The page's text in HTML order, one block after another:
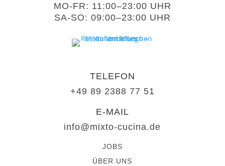
MO-FR: 11:00–23:00 UHR
SA-SO: 09:00–23:00 UHR
TELEFON
+49 89 2388 77 51
E-MAIL
info@mixto-cucina.de
JOBS
ÜBER UNS